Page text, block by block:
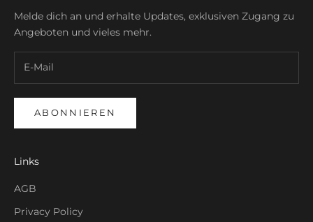
Melde dich an und erhalte Updates, exklusiven Zugang zu
Angeboten und vieles mehr.
ABONNIEREN
Links
AGB
Privacy Policy